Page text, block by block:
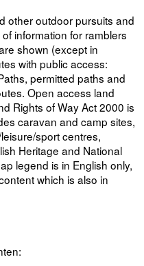
other outdoor pursuits and
information for ramblers
shown (except in
with public access:
permitted paths and
Open access land
Rights of Way Act 2000 is
caravan and camp sites,
sport centres,
Heritage and National
legend is in English only,
which is also in